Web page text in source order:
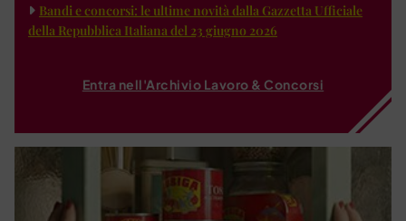
Bandi e concorsi: le ultime novità dalla Gazzetta Ufficiale
della Repubblica Italiana del 23 giugno 2026
Entra nell'Archivio Lavoro & Concorsi